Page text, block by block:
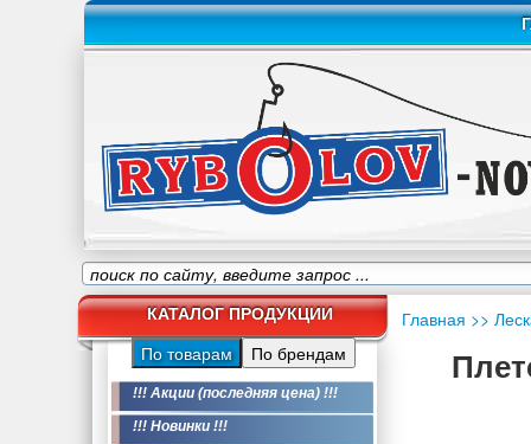
КАТАЛОГ ПРОДУКЦИИ
По товарам По брендам
!!! Акции (последняя цена) !!!
!!! Новинки !!!
Главная >>